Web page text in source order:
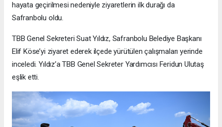
hayata geçirilmesi nedeniyle ziyaretlerin ilk durağı da
Safranbolu oldu.
TBB Genel Sekreteri Suat Yıldız, Safranbolu Belediye Başkanı
Elif Köse’yi ziyaret ederek ilçede yürütülen çalışmaları yerinde
inceledi. Yıldız’a TBB Genel Sekreter Yardımcısı Feridun Ulutaş
eşlik etti.